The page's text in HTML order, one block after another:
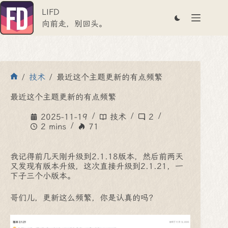
跳
至
内
容
LIFD
向前走，别回头。
页
/ 技术 / 最近这个主题更新的有点频繁
最近这个主题更新的有点频繁
2025-11-19 技术
2
2 mins
71
我记得前几天刚升级到2.1.18版本，然后前两天
又发现有版本升级，这次直接升级到2.1.21，一
下子三个小版本。
哥们儿，更新这么频繁，你是认真的吗？